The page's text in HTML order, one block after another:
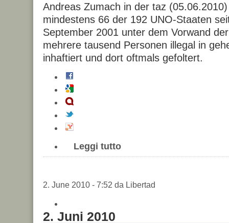
Andreas Zumach in der taz
mindestens 66 der 192 UNO-Staaten
September 2001 unter dem Vorwand
mehrere tausend Personen illegal in
inhaftiert und dort oftmals gefoltert.
Leggi tutto
2. June 2010 - 7:52 da Libertad
2. Juni 2010